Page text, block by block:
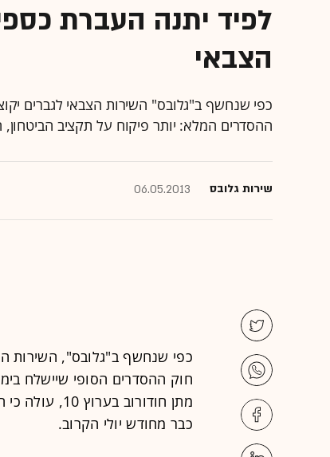
לפיד יתנה העברת
הצבאי
ההסדרים המלא: יותר פיקוח על תקציב הביטחון, הקפאת תוספות
שירות גלובס 06.05.2013
חוק ההסדרים הסופי שיישלח
מתן חודורוב
כבר מחודש יולי הקרוב.